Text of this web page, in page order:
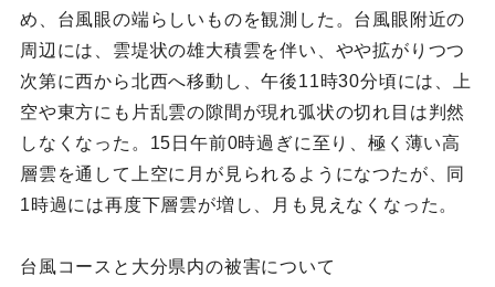
め、台風眼の端らしいものを観測した。台風眼附近の
周辺には、雲堤状の雄大積雲を伴い、やや拡がりつつ
次第に西から北西へ移動し、午後11時30分頃には、上
空や東方にも片乱雲の隙間が現れ弧状の切れ目は判然
しなくなった。15日午前0時過ぎに至り、極く薄い高
層雲を通して上空に月が見られるようになつたが、同
1時過には再度下層雲が増し、月も見えなくなった。
台風コースと大分県内の被害について